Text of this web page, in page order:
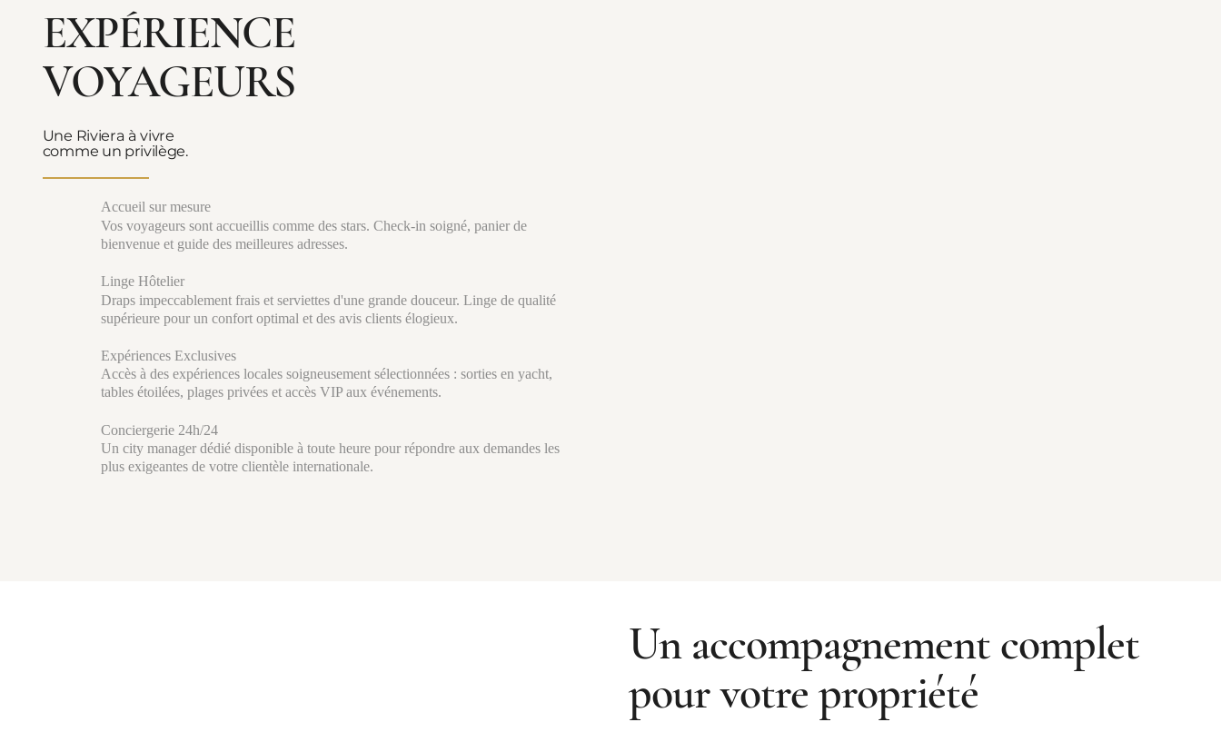
EXPÉRIENCE
VOYAGEURS
Une Riviera à vivre
comme un privilège.
Accueil sur mesure
Vos voyageurs sont accueillis comme des stars. Check-in soigné, panier de
bienvenue et guide des meilleures adresses.
Linge Hôtelier
Draps impeccablement frais et serviettes d'une grande douceur. Linge de qualité
supérieure pour un confort optimal et des avis clients élogieux.
Expériences Exclusives
Accès à des expériences locales soigneusement sélectionnées : sorties en yacht,
tables étoilées, plages privées et accès VIP aux événements.
Conciergerie 24h/24
Un city manager dédié disponible à toute heure pour répondre aux demandes les
plus exigeantes de votre clientèle internationale.
Un accompagnement complet
pour votre propriété